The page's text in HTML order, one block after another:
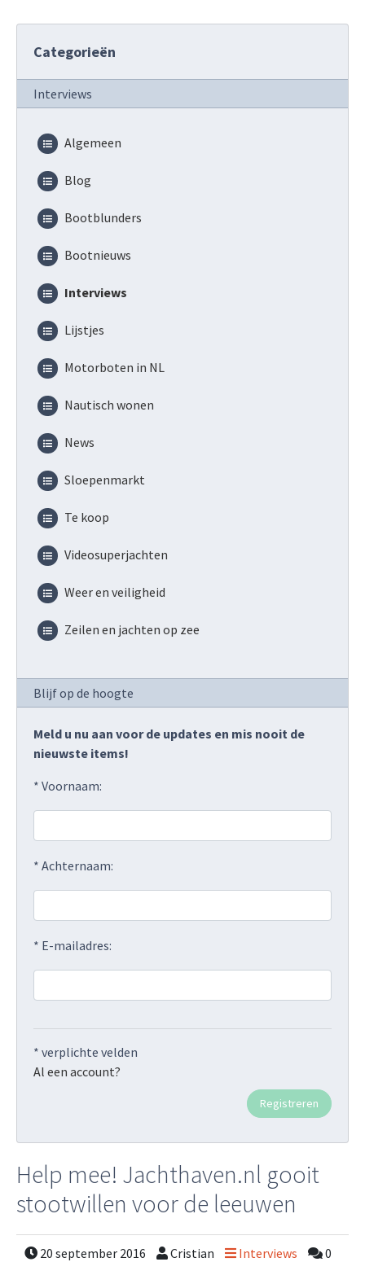
Categorieën
Interviews
Algemeen
Blog
Bootblunders
Bootnieuws
Interviews
Lijstjes
Motorboten in NL
Nautisch wonen
News
Sloepenmarkt
Te koop
Videosuperjachten
Weer en veiligheid
Zeilen en jachten op zee
Blijf op de hoogte
Meld u nu aan voor de updates en mis nooit de
nieuwste items!
* Voornaam:
* Achternaam:
* E-mailadres:
* verplichte velden
Al een account?
Help mee! Jachthaven.nl gooit
stootwillen voor de leeuwen
20 september 2016 Cristian Interviews 0